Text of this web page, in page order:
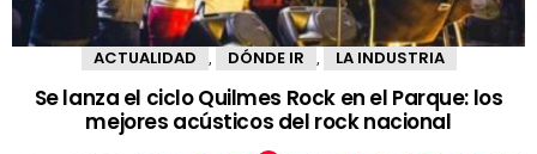
ACTUALIDAD DÓNDE IR LA INDUSTRIA
Se lanza el ciclo Quilmes Rock en el Parque: los
mejores acústicos del rock nacional